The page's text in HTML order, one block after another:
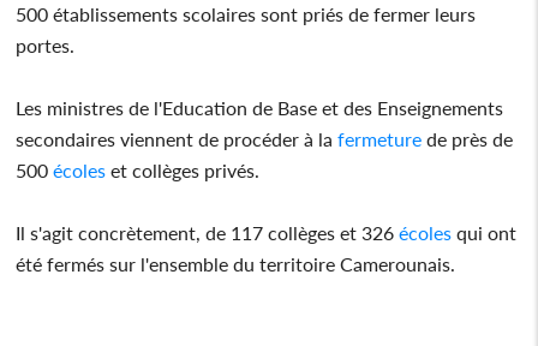
500 établissements scolaires sont priés de fermer leurs
portes.
Les ministres de l'Education de Base et des Enseignements
secondaires viennent de procéder à la fermeture de près de
500 écoles et collèges privés.
Il s'agit concrètement, de 117 collèges et 326 écoles qui ont
été fermés sur l'ensemble du territoire Camerounais.